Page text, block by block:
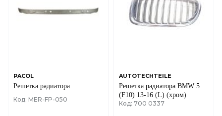
PACOL
Решетка радиатора
Код: MER-FP-050
AUTOTECHTEILE
Решетка радиатора BMW 5
(F10) 13-16 (L) (хром)
Код: 700 0337